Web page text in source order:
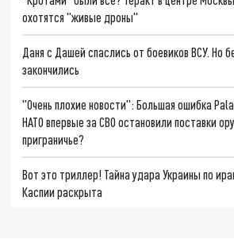
охотятся "живые дроны"
Даня с Дашей спаслись от боевиков ВСУ. Но
закончились
"Очень плохие новости": Большая ошибка
НАТО впервые за СВО остановили поставки
приграничье?
Вот это триллер! Тайна удара Украины по
Каспии раскрыта